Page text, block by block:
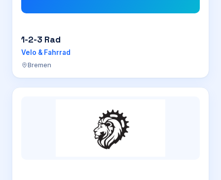
1-2-3 Rad
Velo & Fahrrad
Bremen